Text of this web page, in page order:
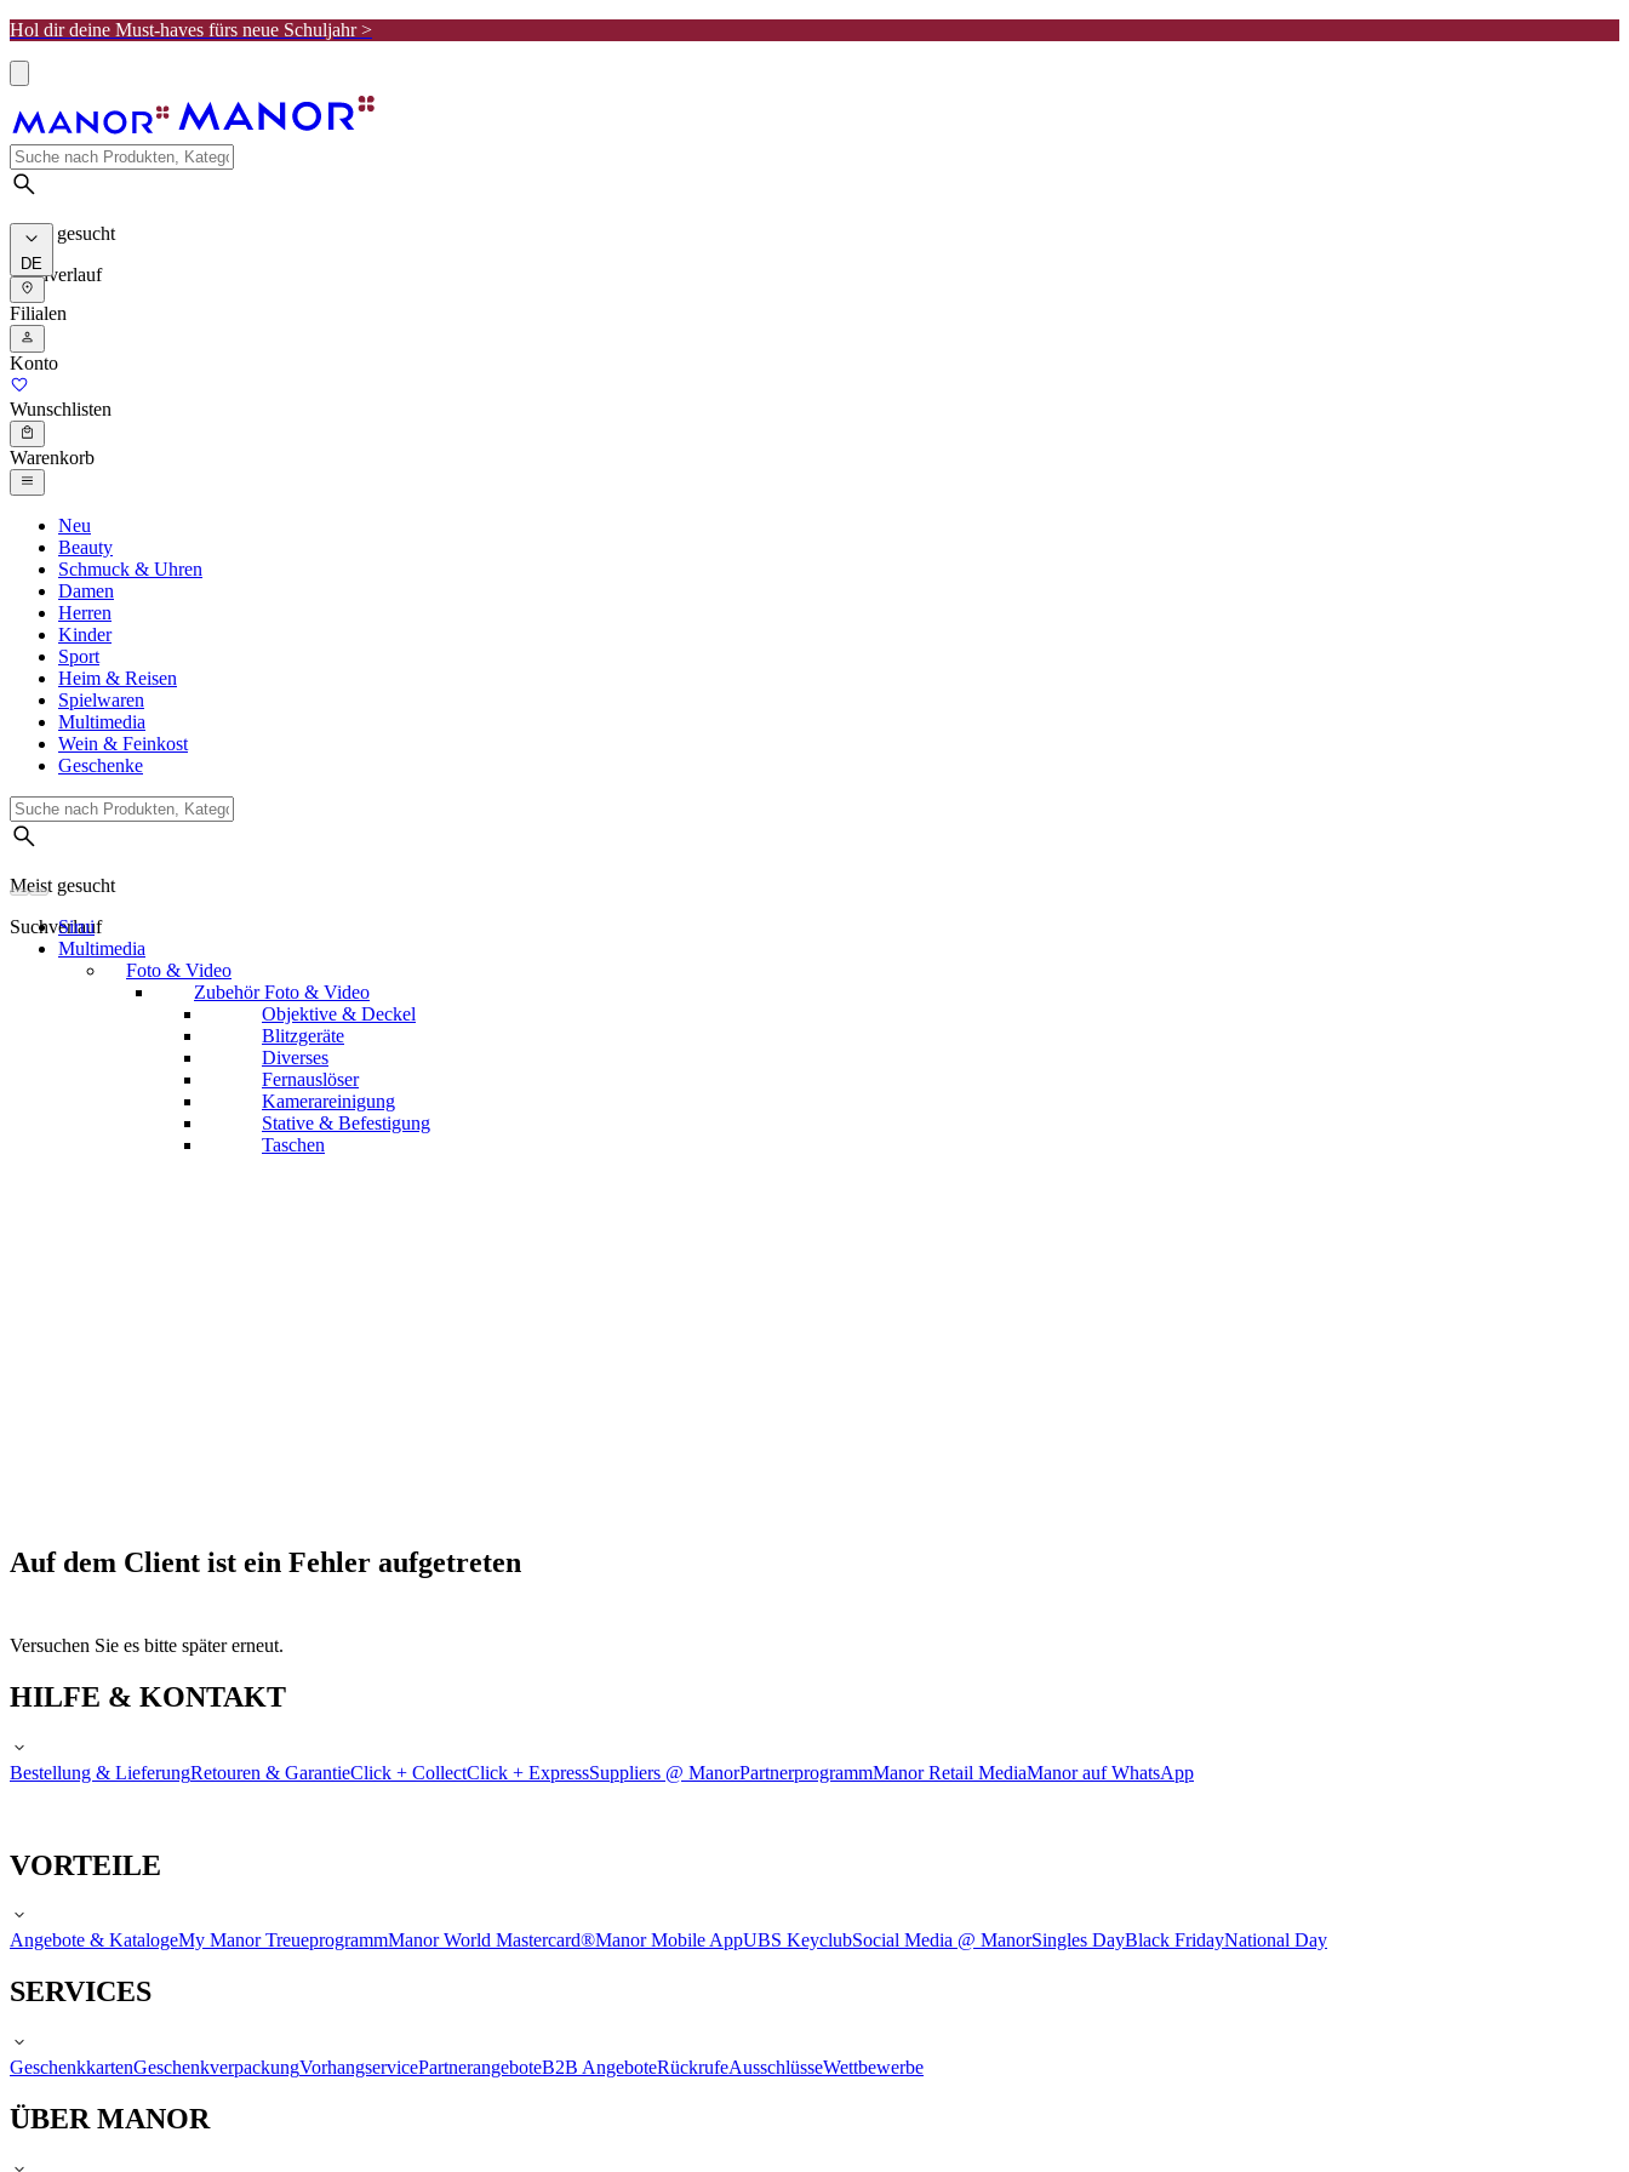
Hol dir deine Must-haves fürs neue Schuljahr >
Meist gesucht
Suchverlauf
DE
Filialen
Konto
Wunschlisten
Warenkorb
Neu
Beauty
Schmuck & Uhren
Damen
Herren
Kinder
Sport
Heim & Reisen
Spielwaren
Multimedia
Wein & Feinkost
Geschenke
Meist gesucht
Suchverlauf
Sirui
Multimedia
Foto & Video
Zubehör Foto & Video
Objektive & Deckel
Blitzgeräte
Diverses
Fernauslöser
Kamerareinigung
Stative & Befestigung
Taschen
Auf dem Client ist ein Fehler aufgetreten
Versuchen Sie es bitte später erneut.
HILFE & KONTAKT
Bestellung & LieferungRetouren & GarantieClick + CollectClick + ExpressSuppliers @ ManorPartnerprogrammManor Retail MediaManor auf WhatsApp
VORTEILE
Angebote & KatalogeMy Manor TreueprogrammManor World Mastercard®Manor Mobile AppUBS KeyclubSocial Media @ ManorSingles DayBlack FridayNational Day
SERVICES
GeschenkkartenGeschenkverpackungVorhangservicePartnerangeboteB2B AngeboteRückrufeAusschlüsseWettbewerbe
ÜBER MANOR